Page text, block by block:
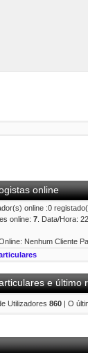
online
online :0
online: 7 . Data/Hora:
Nenhum Cliente
e último
Utilizadores 860 | O